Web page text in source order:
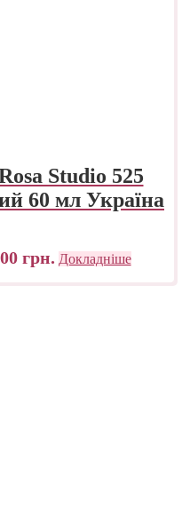
Studio 525
60 мл Україна
грн. Докладніше